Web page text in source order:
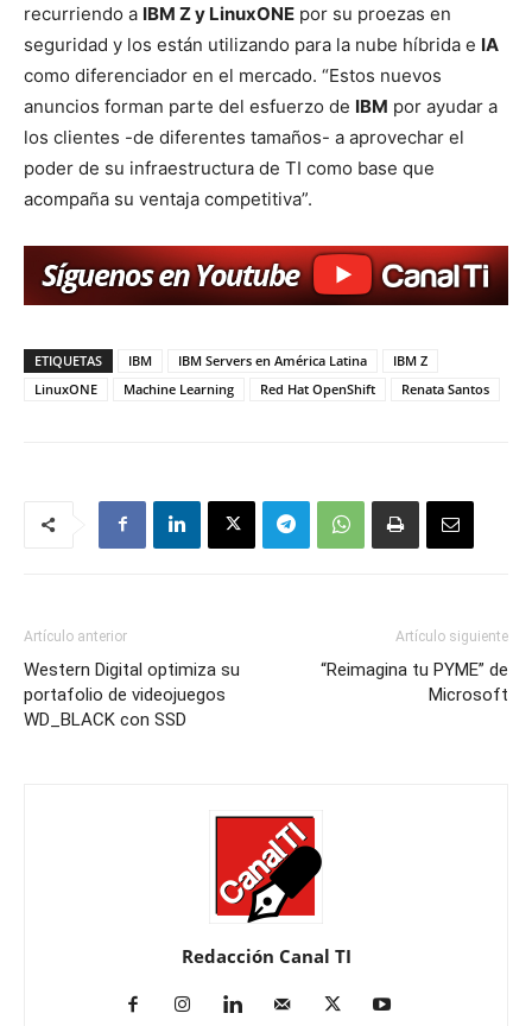
recurriendo a IBM Z y LinuxONE por su proezas en
seguridad y los están utilizando para la nube híbrida e IA
como diferenciador en el mercado. “Estos nuevos
anuncios forman parte del esfuerzo de IBM por ayudar a
los clientes -de diferentes tamaños- a aprovechar el
poder de su infraestructura de TI como base que
acompaña su ventaja competitiva”.
ETIQUETAS IBM IBM Servers en América Latina
IBM Z
LinuxONE
Machine Learning Red Hat OpenShift Renata Santos
Artículo anterior
Western Digital optimiza su
portafolio de videojuegos
WD_BLACK con SSD
Artículo siguiente
“Reimagina tu PYME” de
Microsoft
Redacción Canal TI